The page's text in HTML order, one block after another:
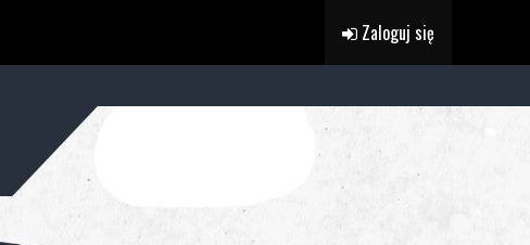
Zaloguj się